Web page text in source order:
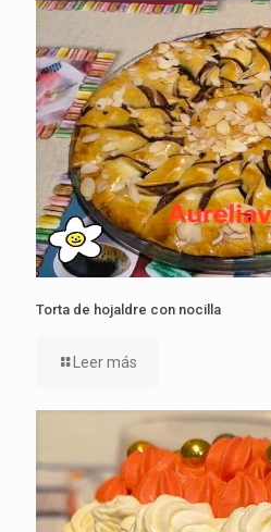
Torta de hojaldre con nocilla
Leer más